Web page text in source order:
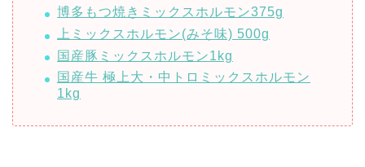
博多もつ焼きミックスホルモン375g
上ミックスホルモン(みそ味) 500g
国産豚ミックスホルモン1kg
国産牛 極上大・中トロミックスホルモン
1kg